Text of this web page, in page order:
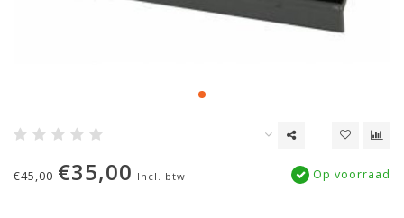
€45,00 €35,00 Incl. btw Op voorraad